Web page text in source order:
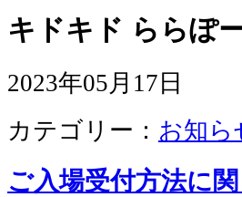
キドキド ららぽ
2023年05月17日
カテゴリー： お知ら
ご入場受付方法に